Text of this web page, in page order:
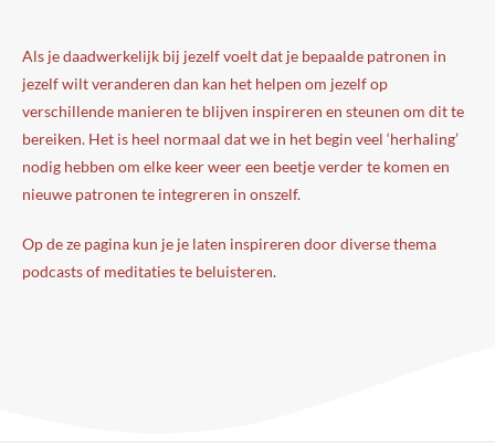
Als je daadwerkelijk bij jezelf voelt dat je bepaalde patronen in
jezelf wilt veranderen dan kan het helpen om jezelf op
verschillende manieren te blijven inspireren en steunen om dit te
bereiken. Het is heel normaal dat we in het begin veel ‘herhaling’
nodig hebben om elke keer weer een beetje verder te komen en
nieuwe patronen te integreren in onszelf.
Op de ze pagina kun je je laten inspireren door diverse thema
podcasts of meditaties te beluisteren.